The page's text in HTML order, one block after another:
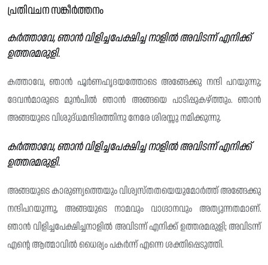
പ്രതിവചന സങ്കീർത്തനം
കർത്താവേ, ഞാൻ വിളിച്ചപേക്ഷിച്ച നാളിൽ അവിടന്ന് എനിക്ക്
ഉത്തരമരുളി.
കത്താവേ, ഞാൻ പൂർണഹൃദയത്തോടെ അങ്ങേക്കു നന്ദി പറയുന്നു;
ദേവൻമാരുടെ മുൻപിൽ ഞാൻ അങ്ങയെ പാടിപ്പുകഴ്ത്തും. ഞാൻ
അങ്ങയുടെ വിശുദ്‌ധമന്ദിരത്തിനു നേരേ ശിരസ്സു നമിക്കുന്നു.
കർത്താവേ, ഞാൻ വിളിച്ചപേക്ഷിച്ച നാളിൽ അവിടന്ന് എനിക്ക്
ഉത്തരമരുളി.
അങ്ങയുടെ കാരുണ്യത്തെയും വിശ്വസ്‌തതയെയുമോർത്ത് അങ്ങേക്കു
നന്ദിപറയുന്നു, അങ്ങയുടെ നാമവും വാഗ്ദാനവും അത്യുന്നതമാണ്.
ഞാൻ വിളിച്ചപേക്ഷിച്ചനാളിൽ അവിടന്ന് എനിക്ക് ഉത്തരമരുളി; അവിടന്ന്
എൻ്റെ ആത്മാവിൽ ധൈര്യം പകർന്ന് എന്നെ ശക്തിപ്പെടുത്തി.